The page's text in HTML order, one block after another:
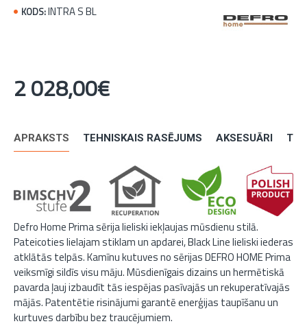
KODS:INTRA S BL
2 028,00€
APRAKSTS TEHNISKAIS RASĒJUMS AKSESUĀRI
Defro Home Prima sērija lieliski iekļaujas mūsdienu stilā.
Pateicoties lielajam stiklam un apdarei, Black Line lieliski iederas
atklātās telpās. Kamīnu kutuves no sērijas DEFRO HOME Prima
veiksmīgi sildīs visu māju. Mūsdienīgais dizains un hermētiskā
pavarda ļauj izbaudīt tās iespējas pasīvajās un rekuperatīvajās
mājās. Patentētie risinājumi garantē enerģijas taupīšanu un
kurtuves darbību bez traucējumiem.